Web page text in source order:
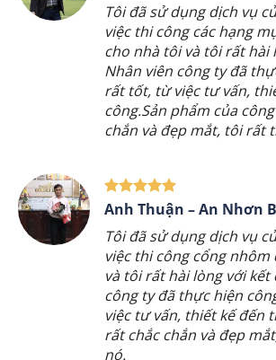
Công ty thi An Lộc Phát
công việc rất chuyên
độ.Sản phẩm rất đẹp và
phẩm tuyệt vời. Tôi sẽ
này cho bất kỳ ai cần
các sản phẩm trang trí
Anh Khánh – Bắc Ninh
Tôi đã sử dụng dịch vụ thi
nhôm đúc của công ty
tượng với cách làm việc
thuật viên. Họ làm việc
chuyên nghiệp, từ việc
đến thi công. Cổng
và chất lượng tuyệt vời.
với dịch vụ này.